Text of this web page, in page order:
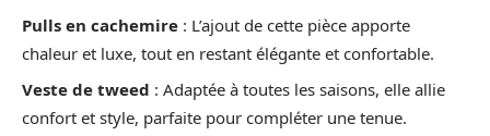
Pulls en cachemire : L’ajout de cette pièce apporte
chaleur et luxe, tout en restant élégante et confortable.
Veste de tweed : Adaptée à toutes les saisons, elle allie
confort et style, parfaite pour compléter une tenue.